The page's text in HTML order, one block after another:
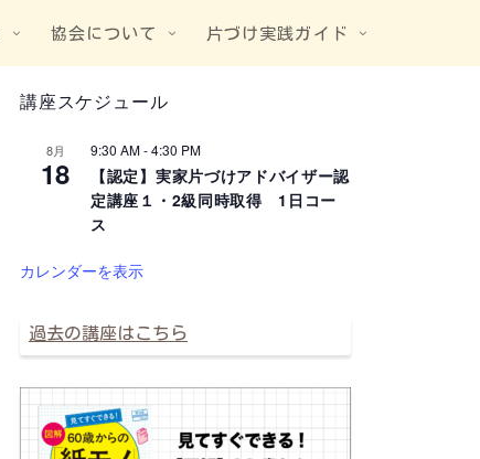
協会について 片づけ実践ガイド
講座スケジュール
8月
18
9:30 AM-4:30 PM
【認定】実家片づけアドバイザー認
定講座１・2級同時取得 1日コー
ス
カレンダーを表示
過去の講座はこちら